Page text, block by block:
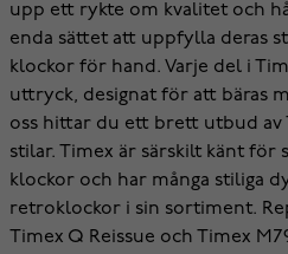
upp ett rykte om kvalitet och
enda sättet att uppfylla deras
klockor för hand. Varje del i
uttryck, designat för att bäras
oss hittar du ett brett utbud av
stilar. Timex är särskilt känt för
klockor och har många stiliga
retroklockor i sin sortiment.
Timex Q Reissue och Timex